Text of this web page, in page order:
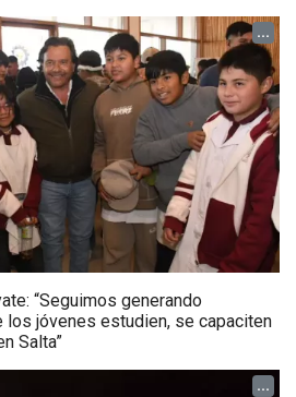
...
“Seguimos generando
los jóvenes estudien, se capaciten
Salta”
...